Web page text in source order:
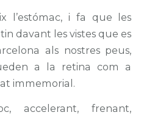
l’estómac, i fa que les
davant les vistes que es
als nostres peus,
a la retina com a
immemorial.
accelerant, frenant,